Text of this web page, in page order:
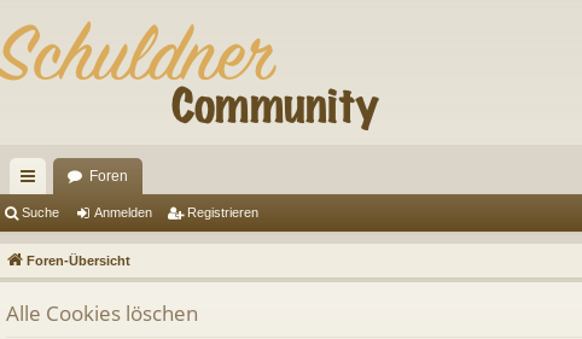
ch
ne
llz
ug
Foren
Suche Anmelden Registrieren
Foren-Übersicht
Alle Cookies löschen